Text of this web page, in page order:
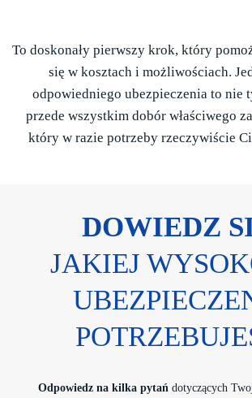
To doskonały pierwszy krok, który
się w kosztach i możliwościach.
odpowiedniego ubezpieczenia to nie
przede wszystkim dobór właściwego
który w razie potrzeby rzeczywiście
DOWIEDZ
JAKIEJ
Odpowiedz na kilka pytań dotyczących